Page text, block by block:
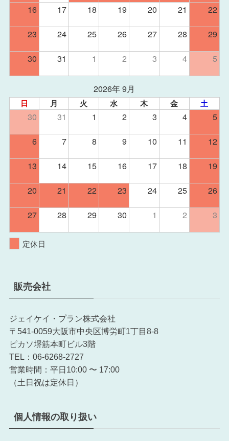
16
17 18 19 20 21
22
23
24 25 26 27 28
29
30
31 1 2 3 4 5
2026年 9月
日 月 火 水 木 金 土
30 31 1 2 3 4
5
6
7 8 9 10 11
12
13
14 15 16 17 18
19
20
21 22 23 24 25
26
27
28 29 30 1 2 3
定休日
販売会社
ジェイケイ・プラン株式会社
〒541-0059大阪市中央区博労町1丁目8-8
ピカソ堺筋本町ビル3階
TEL：06-6268-2727
営業時間：平日10:00 〜 17:00
（土日祝は定休日）
個人情報の取り扱い